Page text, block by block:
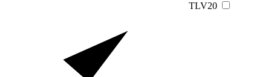
TLV20